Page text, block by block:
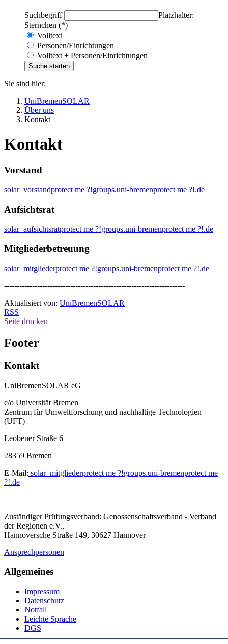
Suchbegriff
Platzhalter:
Sternchen (*)
Volltext
Personen/Einrichtungen
Volltext + Personen/Einrichtungen
Sie sind hier:
UniBremenSOLAR
Über uns
Kontakt
Kontakt
Vorstand
solar_vorstandprotect me ?!groups.uni-bremenprotect me ?!.de
Aufsichtsrat
solar_aufsichtsratprotect me ?!groups.uni-bremenprotect me ?!.de
Mitgliederbetreuung
solar_mitgliederprotect me ?!groups.uni-bremenprotect me ?!.de
-----------------------------------------------------------------------
Aktualisiert von: UniBremenSOLAR
RSS
Seite drucken
Footer
Kontakt
UniBremenSOLAR eG
c/o Universität Bremen
Zentrum für Umweltforschung und nachhaltige Technologien
(UFT)
Leobener Straße 6
28359 Bremen
E-Mail: solar_mitgliederprotect me ?!groups.uni-bremenprotect me
?!.de
Zuständiger Prüfungsverband: Genossenschaftsverband - Verband
der Regionen e.V.,
Hannoversche Straße 149, 30627 Hannover
Ansprechpersonen
Allgemeines
Impressum
Datenschutz
Notfall
Leichte Sprache
DGS